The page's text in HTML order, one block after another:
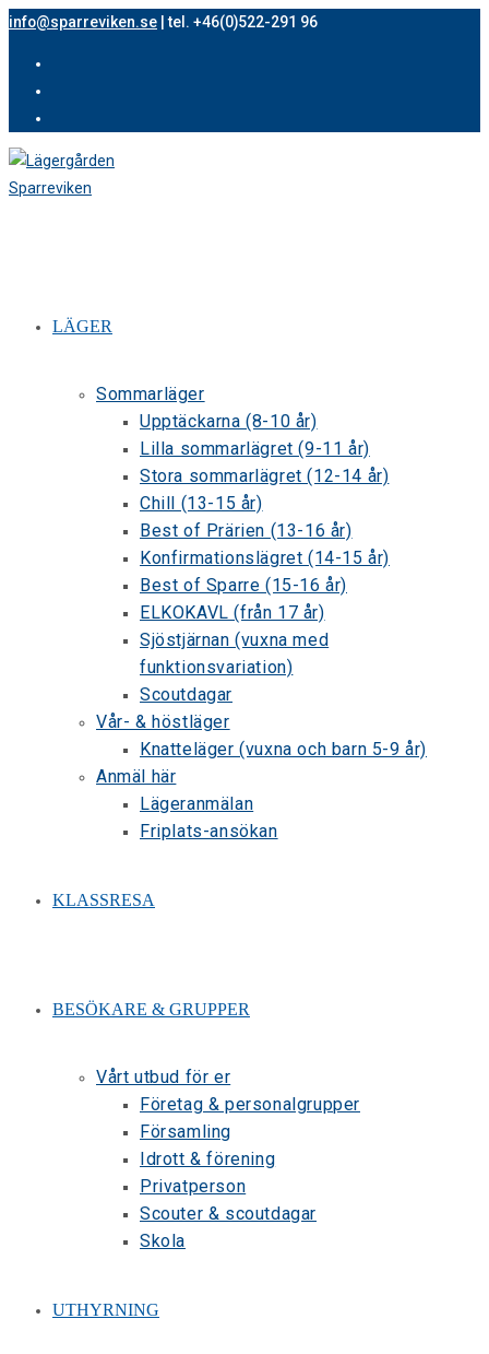
Hoppa
info@sparreviken.se | tel. +46(0)522-291 96
LÄGER
Sommarläger
Upptäckarna (8-10 år)
Lilla sommarlägret (9-11 år)
Stora sommarlägret (12-14 år)
Chill (13-15 år)
Best of Prärien (13-16 år)
Konfirmationslägret (14-15 år)
Best of Sparre (15-16 år)
ELKOKAVL (från 17 år)
Sjöstjärnan (vuxna med
funktionsvariation)
Scoutdagar
Vår- & höstläger
Knatteläger (vuxna och barn 5-9 år)
Anmäl här
Lägeranmälan
Friplats-ansökan
KLASSRESA
BESÖKARE & GRUPPER
Vårt utbud för er
Företag & personalgrupper
Församling
Idrott & förening
Privatperson
Scouter & scoutdagar
Skola
UTHYRNING